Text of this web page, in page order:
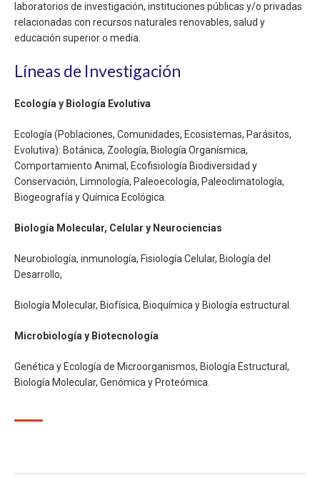
laboratorios de investigación, instituciones públicas y/o privadas
relacionadas con recursos naturales renovables, salud y
educación superior o media.
Líneas de Investigación
Ecología y Biología Evolutiva
Ecología (Poblaciones, Comunidades, Ecosistemas, Parásitos,
Evolutiva): Botánica, Zoología, Biología Organísmica,
Comportamiento Animal, Ecofisiología Biodiversidad y
Conservación, Limnología, Paleoecología, Paleoclimatología,
Biogeografía y Química Ecológica.
Biología Molecular, Celular y Neurociencias
Neurobiología, inmunología, Fisiología Celular, Biología del
Desarrollo,
Biología Molecular, Biofísica, Bioquímica y Biología estructural.
Microbiología y Biotecnología
Genética y Ecología de Microorganismos, Biología Estructural,
Biología Molecular, Genómica y Proteómica.